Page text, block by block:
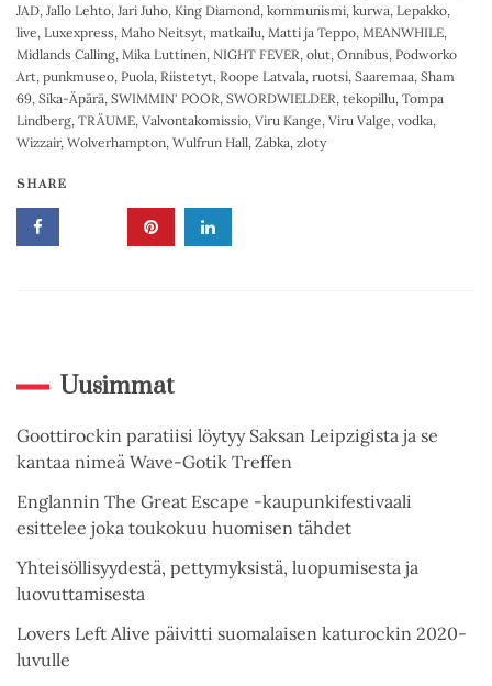
JAD, Jallo Lehto, Jari Juho, King Diamond, kommunismi, kurwa, Lepakko,
live, Luxexpress, Maho Neitsyt, matkailu, Matti ja Teppo, MEANWHILE,
Midlands Calling, Mika Luttinen, NIGHT FEVER, olut, Onnibus, Podworko
Art, punkmuseo, Puola, Riistetyt, Roope Latvala, ruotsi, Saaremaa, Sham
69, Sika-Äpärä, SWIMMIN' POOR, SWORDWIELDER, tekopillu, Tompa
Lindberg, TRÄUME, Valvontakomissio, Viru Kange, Viru Valge, vodka,
Wizzair, Wolverhampton, Wulfrun Hall, Zabka, zloty
SHARE
Uusimmat
Goottirockin paratiisi löytyy Saksan Leipzigista ja se
kantaa nimeä Wave-Gotik Treffen
Englannin The Great Escape -kaupunkifestivaali
esittelee joka toukokuu huomisen tähdet
Yhteisöllisyydestä, pettymyksistä, luopumisesta ja
luovuttamisesta
Lovers Left Alive päivitti suomalaisen katurockin 2020-
luvulle